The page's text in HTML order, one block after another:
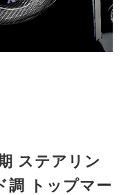
ステアリン
調 トップマー